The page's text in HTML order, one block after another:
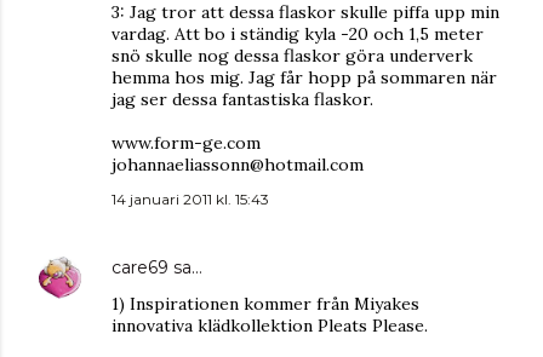
3: Jag tror att dessa flaskor skulle piffa upp min
vardag. Att bo i ständig kyla -20 och 1,5 meter
snö skulle nog dessa flaskor göra underverk
hemma hos mig. Jag får hopp på sommaren när
jag ser dessa fantastiska flaskor.
www.form-ge.com
johannaeliassonn@hotmail.com
14 januari 2011 kl. 15:43
care69 sa…
1) Inspirationen kommer från Miyakes
innovativa klädkollektion Pleats Please.